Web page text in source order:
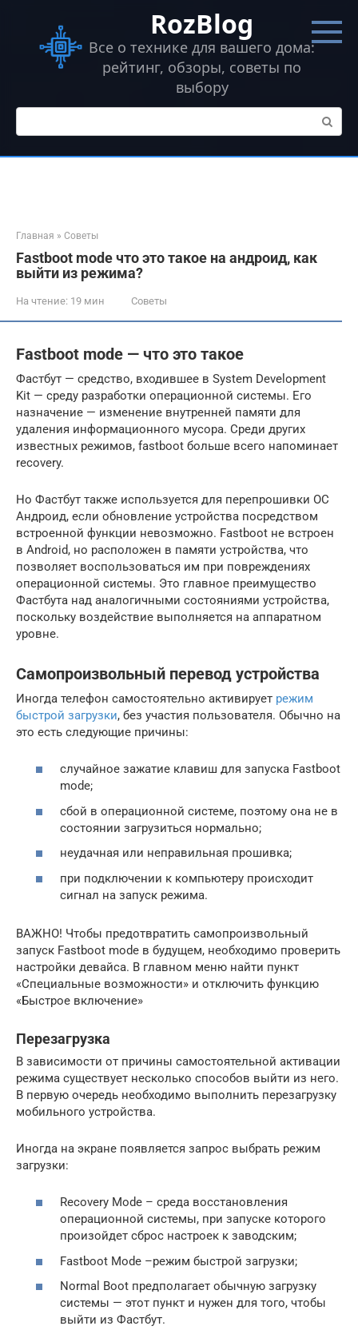
контенту
RozBlog
Все о технике для вашего дома:
рейтинг, обзоры, советы по
выбору
Поиск:
Главная » Советы
Fastboot mode что это такое на андроид, как
выйти из режима?
На чтение: 19 мин Советы
Fastboot mode — что это такое
Фастбут — средство, входившее в System Development
Kit — среду разработки операционной системы. Его
назначение — изменение внутренней памяти для
удаления информационного мусора. Среди других
известных режимов, fastboot больше всего напоминает
recovery.
Но Фастбут также используется для перепрошивки ОС
Андроид, если обновление устройства посредством
встроенной функции невозможно. Fastboot не встроен
в Android, но расположен в памяти устройства, что
позволяет воспользоваться им при повреждениях
операционной системы. Это главное преимущество
Фастбута над аналогичными состояниями устройства,
поскольку воздействие выполняется на аппаратном
уровне.
Самопроизвольный перевод устройства
Иногда телефон самостоятельно активирует режим
быстрой загрузки, без участия пользователя. Обычно на
это есть следующие причины:
случайное зажатие клавиш для запуска Fastboot
mode;
сбой в операционной системе, поэтому она не в
состоянии загрузиться нормально;
неудачная или неправильная прошивка;
при подключении к компьютеру происходит
сигнал на запуск режима.
ВАЖНО! Чтобы предотвратить самопроизвольный
запуск Fastboot mode в будущем, необходимо проверить
настройки девайса. В главном меню найти пункт
«Специальные возможности» и отключить функцию
«Быстрое включение»
Перезагрузка
В зависимости от причины самостоятельной активации
режима существует несколько способов выйти из него.
В первую очередь необходимо выполнить перезагрузку
мобильного устройства.
Иногда на экране появляется запрос выбрать режим
загрузки:
Recovery Mode – среда восстановления
операционной системы, при запуске которого
произойдет сброс настроек к заводским;
Fastboot Mode –режим быстрой загрузки;
Normal Boot предполагает обычную загрузку
системы — этот пункт и нужен для того, чтобы
выйти из Фастбут.